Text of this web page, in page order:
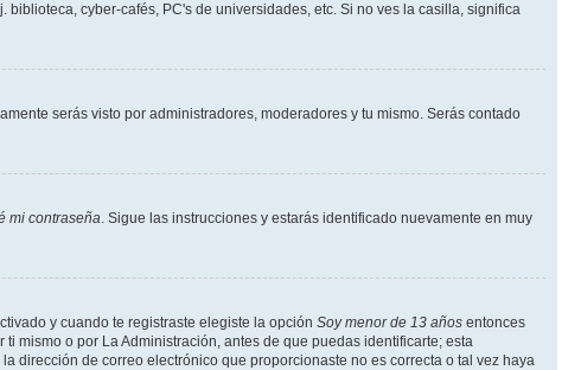
cyber-cafés, PC's de universidades, etc. Si no ves la casilla, significa
serás visto por administradores, moderadores y tu mismo. Serás contado
mi contraseña. Sigue las instrucciones y estarás identificado nuevamente en muy
y cuando te registraste elegiste la opción Soy menor de 13 años entonces
mismo o por La Administración, antes de que puedas identificarte; esta
dirección de correo electrónico que proporcionaste no es correcta o tal vez haya